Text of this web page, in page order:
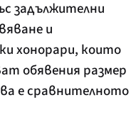
задължителни
и
хонорари, които
обявения размер
е сравнителното